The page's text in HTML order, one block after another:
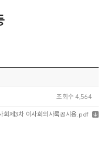
조회수 4,564
제3차 이사회의사록공시용.pdf